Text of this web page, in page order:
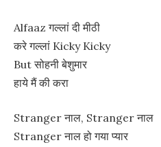
Alfaaz गल्लां दी मीठी
करे गल्लां Kicky Kicky
But सोहनी बेशुमार
हाये मैं की करा
Stranger नाल, Stranger नाल
Stranger नाल हो गया प्यार